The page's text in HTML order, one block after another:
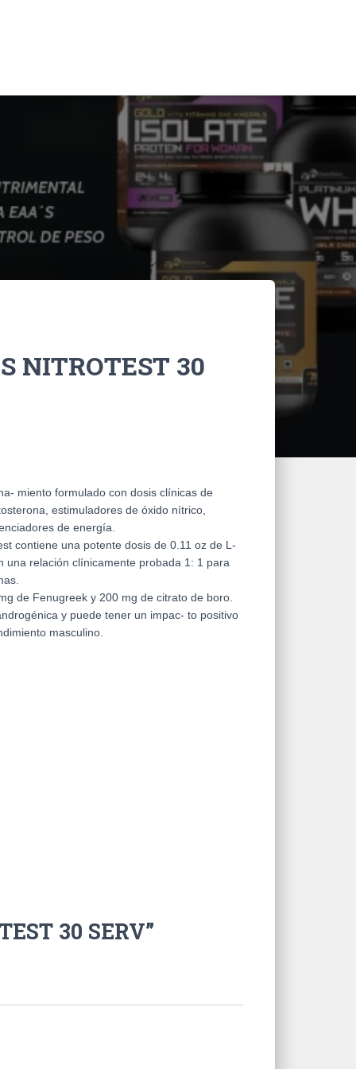
NITROTEST 30
miento formulado con dosis clínicas de
estimuladores de óxido nítrico,
de energía.
contiene una potente dosis de 0.11 oz de L-
una relación clínicamente probada 1: 1 para
de Fenugreek y 200 mg de citrato de boro.
y puede tener un impac- to positivo
masculino.
30 SERV”